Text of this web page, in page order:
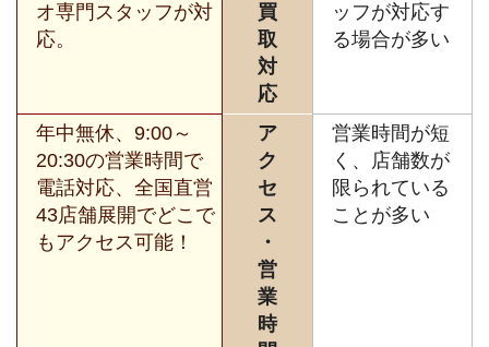
オ専門スタッフが対
応。
買
取
対
応
ッフが対応す
る場合が多い
年中無休、9:00～
20:30の営業時間で
電話対応、全国直営
43店舗展開でどこで
もアクセス可能！
ア
ク
セ
ス
・
営
業
時
営業時間が短
く、店舗数が
限られている
ことが多い